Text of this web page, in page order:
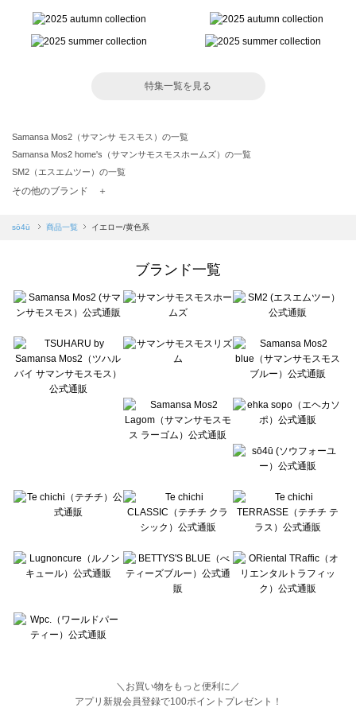
特集一覧を見る
Samansa Mos2（サマンサ モスモス）の一覧
Samansa Mos2 home's（サマンサモスモスホームズ）の一覧
SM2（エスエムツー）の一覧
TSUHARU by Samansa Mos2（ツハルバイサマンサモスモス）の一覧
Samansa Mos2 blue（サマンサモスモス ブルー）の一覧
Te chichi（テチチ）の一覧
Te chichi CLASSIC（テチチ クラシック）の一覧
Lugnoncure（ルノンキュール）の一覧
BETTY'S BLUE（べティーズブルー）の一覧
Wpc.（ワールドパーティー）の一覧
その他のブランド ＋
sō4ū 商品一覧 イエロー/黄色系
ブランド一覧
＼お買い物をもっと便利に／
アプリ新規会員登録で100ポイントプレゼント！